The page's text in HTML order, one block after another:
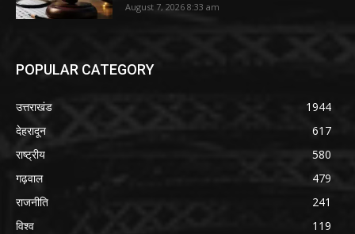
August 7, 2026 8:33 am
POPULAR CATEGORY
उत्तराखंड
1944
देहरादून
617
राष्ट्रीय
580
गढ़वाल
479
राजनीति
241
विश्व
119